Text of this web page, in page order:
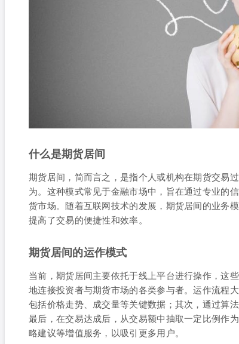
什么是期货居间
期货居间，简而言之，是指个人或机构在期货交易
为。这种模式常见于金融市场中，旨在通过专业的
货市场。随着互联网技术的发展，期货居间的业务
提高了交易的便捷性和效率。
期货居间的运作模式
当前，期货居间主要依托于线上平台进行操作，这
地连接投资者与期货市场的各类参与者。运作流程
包括价格走势、成交量等关键数据；其次，通过算
最后，在交易达成后，从交易额中抽取一定比例作
略建议等增值服务，以吸引更多用户。